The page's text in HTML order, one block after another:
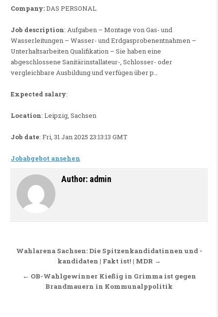
Company:DAS PERSONAL.
Job description: Aufgaben – Montage von Gas- und
Wasserleitungen – Wasser- und Erdgasprobenentnahmen –
Unterhaltsarbeiten Qualifikation – Sie haben eine
abgeschlossene Sanitärinstallateur-, Schlosser- oder
vergleichbare Ausbildung und verfügen über p…
Expected salary:
Location: Leipzig, Sachsen
Job date: Fri, 31 Jan 2025 23:13:13 GMT
Jobabgebot ansehen
Author: admin
Beitragsnavigation
Wahlarena Sachsen: Die Spitzenkandidatinnen und -
kandidaten | Fakt ist! | MDR →
← OB-Wahlgewinner Kießig in Grimma ist gegen
Brandmauern in Kommunalppolitik